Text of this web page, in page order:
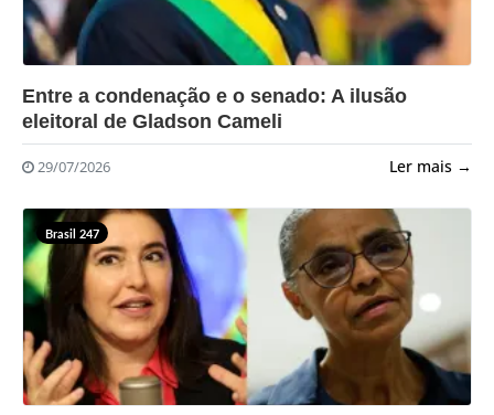
?>
Entre a condenação e o senado: A ilusão
eleitoral de Gladson Cameli
29/07/2026 Ler mais →
Brasil 247